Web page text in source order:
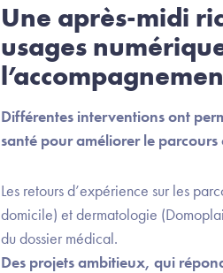
Une après-midi
usages
Différentes interventions ont
santé pour améliorer le parcours
Les retours d’expérience sur les
domicile) et dermatologie
du dossier médical.
Des projets ambitieux, qui